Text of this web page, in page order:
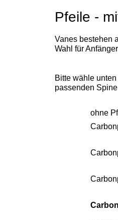
Pfeile -
Vanes bestehen
Wahl für
Bitte wähle
passenden
ohne